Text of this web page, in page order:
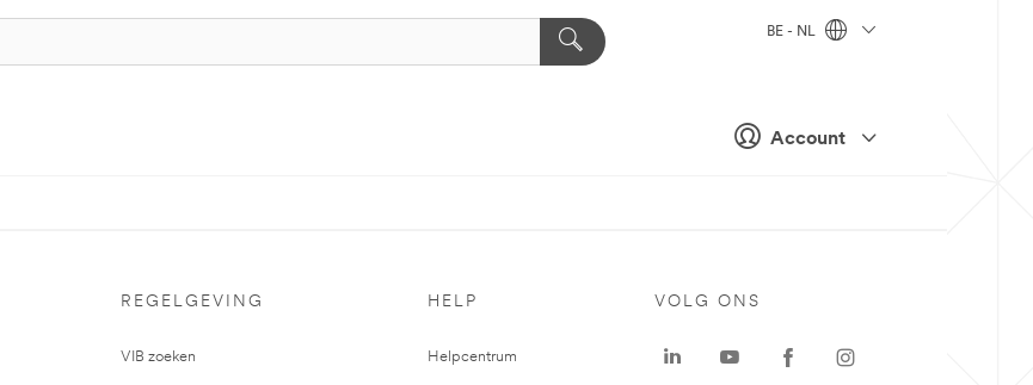
Account
BE - NL
REGELGEVING
VIB zoeken
HELP
Helpcentrum
VOLG ONS